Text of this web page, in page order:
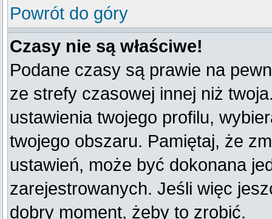
Powrót do góry
Czasy nie są właściwe!
Podane czasy są prawie na
ze strefy czasowej innej niż
ustawienia twojego profilu,
twojego obszaru. Pamiętaj, że
ustawień, może być dokonana
zarejestrowanych. Jeśli więc
dobry moment, żeby to zrobić.